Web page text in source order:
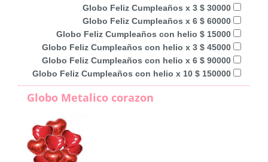
Globo Feliz Cumpleaños x 3 $ 30000
Globo Feliz Cumpleaños x 6 $ 60000
Globo Feliz Cumpleaños con helio $ 15000
Globo Feliz Cumpleaños con helio x 3 $ 45000
Globo Feliz Cumpleaños con helio x 6 $ 90000
Globo Feliz Cumpleaños con helio x 10 $ 150000
Globo Metalico corazon